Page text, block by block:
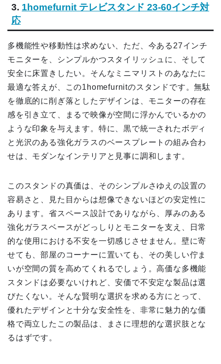
3. 1homefurnit テレビスタンド 23-60インチ対
応
多機能性や移動性は求めない、ただ、今ある27インチ
モニターを、シンプルかつスタイリッシュに、そして
安全に床置きしたい。そんなミニマリストのあなたに
最適な答えが、この1homefurnitのスタンドです。無駄
を徹底的に削ぎ落としたデザインは、モニターの存在
感を引き立て、まるで映像が空間に浮かんでいるかの
ような印象を与えます。特に、黒で統一されたボディ
と光沢のある強化ガラスのベースプレートの組み合わ
せは、モダンなインテリアと見事に調和します。
このスタンドの真価は、そのシンプルさゆえの設置の
容易さと、見た目からは想像できないほどの安定性に
あります。省スペース設計でありながら、厚みのある
強化ガラスベースがどっしりとモニターを支え、日常
的な使用における不安を一切感じさせません。壁に寄
せても、部屋のコーナーに置いても、その美しい佇ま
いが空間の質を高めてくれるでしょう。高価な多機能
スタンドは必要ないけれど、安価で不安定な製品は選
びたくない。そんな賢明な選択を求める方にとって、
優れたデザインと十分な安全性を、非常に魅力的な価
格で両立したこの製品は、まさに理想的な選択肢とな
るはずです。